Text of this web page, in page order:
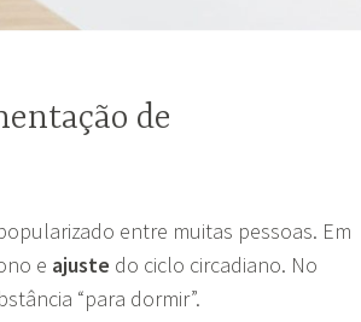
de
entre muitas pessoas. Em
e ajuste do ciclo circadiano. No
“para dormir”.